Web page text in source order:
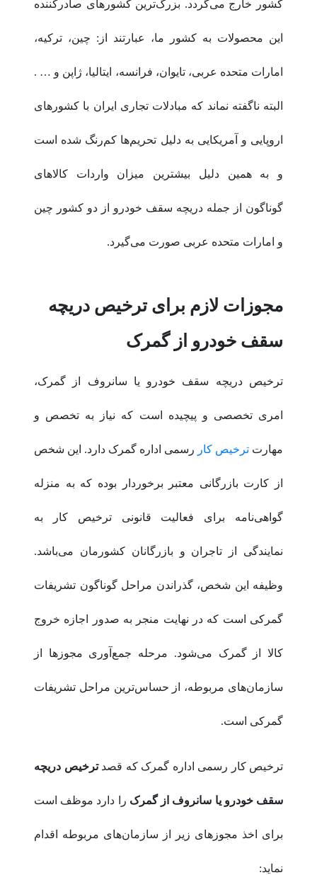
کشور خارج می‌گردد. بزرگ‌ترین کشورهای صادرکننده
این محصولات به کشور ما، عبارتند از: چین، ترکیه،
امارات متحده عربی، تایوان، فرانسه، ایتالیا، ژاپن و … .
البته ناگفته نماند که مبادلات تجاری ایران با کشورهای
اروپایی و آمریکایی به دلیل تحریم‌ها کم‌رنگ شده است
و به همین دلیل بیشترین میزان واردات کالاهای
گوناگون از جمله دریچه سقف خودرو از دو کشور چین
و امارات متحده عربی صورت می‌گیرد.
مجوزات لازم برای ترخیص دریچه
سقف خودرو از گمرک
ترخیص دریچه سقف خودرو یا سانروف از گمرک،
امری تخصصی و پیچیده است که نیاز به تخصص و
مهارت ترخیص کار رسمی اداره گمرک دارد. این شخص
از کارت بازرگانی معتبر برخوردار بوده که به منزله
گواهی‌نامه برای فعالیت قانونی ترخیص کار به
نمایندگی از تاجران و بازرگانان کشورمان می‌باشد.
وظیفه این شخص، گذراندن مراحل گوناگون تشریفات
گمرکی است که در نهایت منجر به صدور اجازه خروج
کالا از گمرک می‌شود. مرحله جمع‌آوری مجوزها از
سازمان‌های مربوطه، از حساس‌ترین مراحل تشریفات
گمرکی است.
ترخیص کار رسمی اداره گمرک که قصدترخیص دریچه
سقف خودرو یا سانروف از گمرک را دارد موظف است
برای اخذ مجوزهای زیر از سازمان‌های مربوطه اقدام
نماید: